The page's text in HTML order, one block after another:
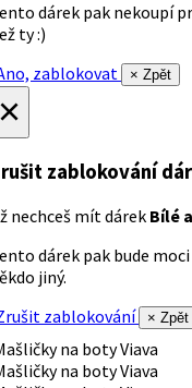
dárek pak nekoupí
ty :)
zablokovat
× Zpět
zablokování
nechceš mít dárek Bílé
dárek pak bude
jiný.
zablokování
× Zpět